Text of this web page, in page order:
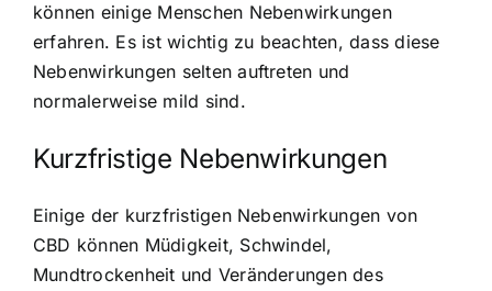
können einige Menschen Nebenwirkungen
erfahren. Es ist wichtig zu beachten, dass diese
Nebenwirkungen selten auftreten und
normalerweise mild sind.
Kurzfristige Nebenwirkungen
Einige der kurzfristigen Nebenwirkungen von
CBD können Müdigkeit, Schwindel,
Mundtrockenheit und Veränderungen des